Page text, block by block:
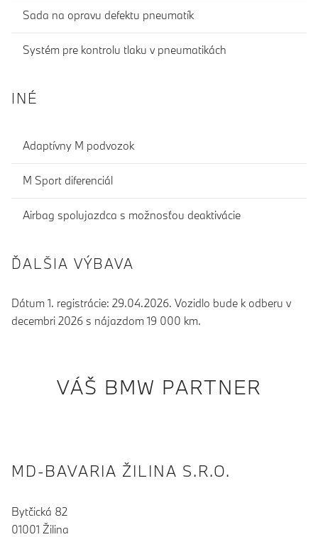
Sada na opravu defektu pneumatík
Systém pre kontrolu tlaku v pneumatikách
INÉ
Adaptívny M podvozok
M Sport diferenciál
Airbag spolujazdca s možnosťou deaktivácie
ĎALŠIA VÝBAVA
Dátum 1. registrácie: 29.04.2026. Vozidlo bude k odberu v
decembri 2026 s nájazdom 19 000 km.
VÁŠ BMW PARTNER
MD-BAVARIA ŽILINA S.R.O.
Bytčická 82
01001 Žilina